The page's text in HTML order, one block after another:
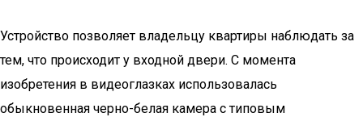
Устройство позволяет владельцу квартиры наблюдать за
тем, что происходит у входной двери. С момента
изобретения в видеоглазках использовалась
обыкновенная черно-белая камера с типовым